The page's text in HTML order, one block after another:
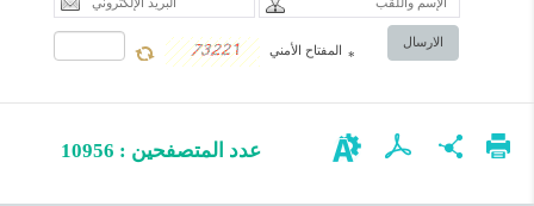
الارسال
*
المفتاح الأمني
عدد المتصفحين : 10956